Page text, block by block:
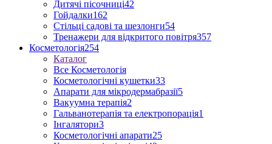
Дитячі пісочниці42
Гойдалки162
Стільці садові та шезлонги54
Тренажери для відкритого повітря357
Косметологія254
Каталог
Все Косметологія
Косметологічні кушетки33
Апарати для мікродермабразії5
Вакуумна терапія2
Гальванотерапія та електропорація1
Інгалятори3
Косметологічні апарати25